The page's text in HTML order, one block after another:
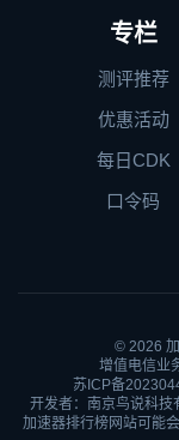
专栏
测评推荐
优惠活动
每日CDK
口令码
© 2026
增值电信业
苏ICP备
开发者：南京鸟说科技
加速器排行榜网站可能